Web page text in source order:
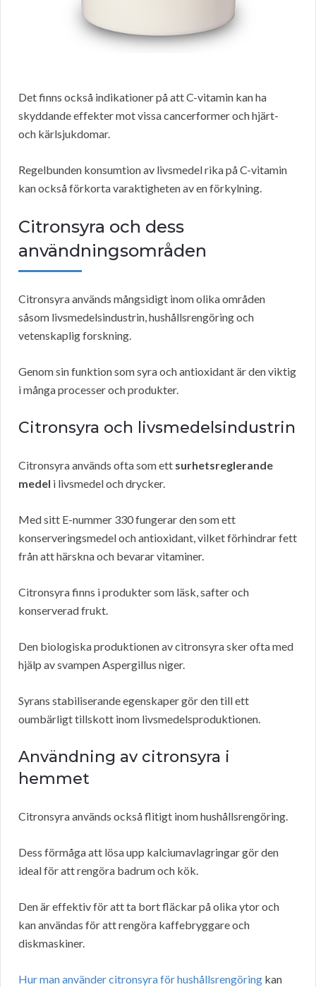
Det finns också indikationer på att C-vitamin kan ha
skyddande effekter mot vissa cancerformer och hjärt-
och kärlsjukdomar.
Regelbunden konsumtion av livsmedel rika på C-vitamin
kan också förkorta varaktigheten av en förkylning.
Citronsyra och dess
användningsområden
Citronsyra används mångsidigt inom olika områden
såsom livsmedelsindustrin, hushållsrengöring och
vetenskaplig forskning.
Genom sin funktion som syra och antioxidant är den viktig
i många processer och produkter.
Citronsyra och livsmedelsindustrin
Citronsyra används ofta som ett surhetsreglerande
medel i livsmedel och drycker.
Med sitt E-nummer 330 fungerar den som ett
konserveringsmedel och antioxidant, vilket förhindrar fett
från att härskna och bevarar vitaminer.
Citronsyra finns i produkter som läsk, safter och
konserverad frukt.
Den biologiska produktionen av citronsyra sker ofta med
hjälp av svampen Aspergillus niger.
Syrans stabiliserande egenskaper gör den till ett
oumbärligt tillskott inom livsmedelsproduktionen.
Användning av citronsyra i
hemmet
Citronsyra används också flitigt inom hushållsrengöring.
Dess förmåga att lösa upp kalciumavlagringar gör den
ideal för att rengöra badrum och kök.
Den är effektiv för att ta bort fläckar på olika ytor och
kan användas för att rengöra kaffebryggare och
diskmaskiner.
Hur man använder citronsyra för hushållsrengöring kan